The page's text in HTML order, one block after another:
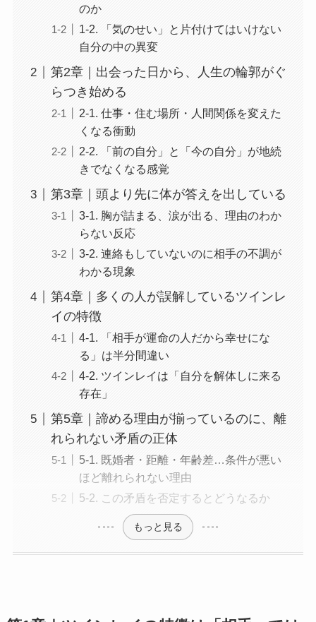
のか
1-2. 「気のせい」と片付けてはいけない
自分の中の異変
第2章｜出会った日から、人生の輪郭がぐ
らつき始める
2-1. 仕事・住む場所・人間関係を変えた
くなる衝動
2-2. 「前の自分」と「今の自分」が地続
きでなくなる感覚
第3章｜頭より先に体が答えを出している
3-1. 胸が詰まる、涙が出る、理由のわか
らない反応
3-2. 連絡もしていないのに相手の不調が
わかる現象
第4章｜多くの人が誤解しているツインレ
イの特徴
4-1. 「相手が運命の人だから幸せにな
る」は半分間違い
4-2. ツインレイは「自分を解体しに来る
存在」
第5章｜諦める理由が揃っているのに、離
れられない矛盾の正体
5-1. 既婚者・距離・年齢差…条件が悪い
ほど離れられない理由
5-2. この矛盾を否定するとどうなるか
もっと見る